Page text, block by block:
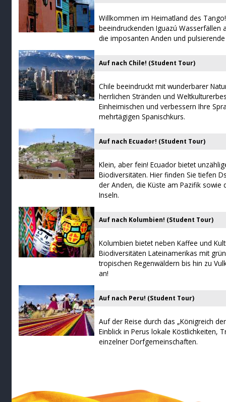
Willkommen im Heimatland des
beeindruckenden Iguazú Wasserfällen
die imposanten Anden und pulsierende
Auf nach Chile! (Student Tour)
Chile beeindruckt mit wunderbarer
herrlichen Stränden und
Einheimischen und verbessern Ihre
mehrtägigen Spanischkurs.
Auf nach Ecuador! (Student Tour)
Klein, aber fein! Ecuador bietet
Biodiversitäten. Hier finden Sie tiefen
der Anden, die Küste am Pazifik sowie
Inseln.
Auf nach Kolumbien! (Student Tour)
Kolumbien bietet neben Kaffee und
Biodiversitäten Lateinamerikas mit
tropischen Regenwäldern bis hin zu
an!
Auf nach Peru! (Student Tour)
Auf der Reise durch das „Königreich
Einblick in Perus lokale Köstlichkeiten,
einzelner Dorfgemeinschaften.